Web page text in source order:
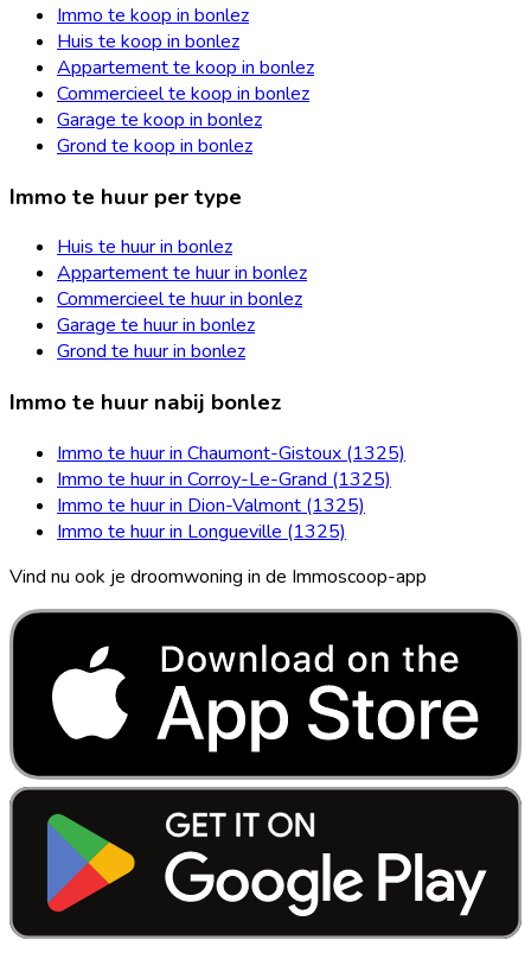
Immo te koop in bonlez
Huis te koop in bonlez
Appartement te koop in bonlez
Commercieel te koop in bonlez
Garage te koop in bonlez
Grond te koop in bonlez
Immo te huur per type
Huis te huur in bonlez
Appartement te huur in bonlez
Commercieel te huur in bonlez
Garage te huur in bonlez
Grond te huur in bonlez
Immo te huur nabij bonlez
Immo te huur in Chaumont-Gistoux (1325)
Immo te huur in Corroy-Le-Grand (1325)
Immo te huur in Dion-Valmont (1325)
Immo te huur in Longueville (1325)
Vind nu ook je droomwoning in de Immoscoop-app